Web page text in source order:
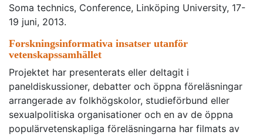
Soma technics, Conference, Linköping University, 17-
19 juni, 2013.
Forskningsinformativa insatser utanför
vetenskapssamhället
Projektet har presenterats eller deltagit i
paneldiskussioner, debatter och öppna föreläsningar
arrangerade av folkhögskolor, studieförbund eller
sexualpolitiska organisationer och en av de öppna
populärvetenskapliga föreläsningarna har filmats av